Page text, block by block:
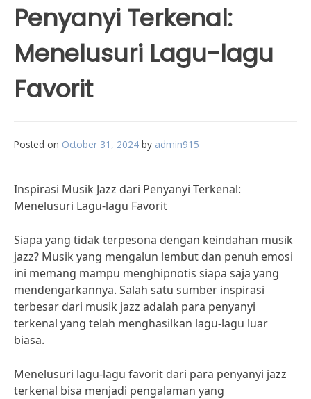
Penyanyi Terkenal:
Menelusuri Lagu-lagu
Favorit
Posted on October 31, 2024 by admin915
Inspirasi Musik Jazz dari Penyanyi Terkenal:
Menelusuri Lagu-lagu Favorit
Siapa yang tidak terpesona dengan keindahan musik
jazz? Musik yang mengalun lembut dan penuh emosi
ini memang mampu menghipnotis siapa saja yang
mendengarkannya. Salah satu sumber inspirasi
terbesar dari musik jazz adalah para penyanyi
terkenal yang telah menghasilkan lagu-lagu luar
biasa.
Menelusuri lagu-lagu favorit dari para penyanyi jazz
terkenal bisa menjadi pengalaman yang